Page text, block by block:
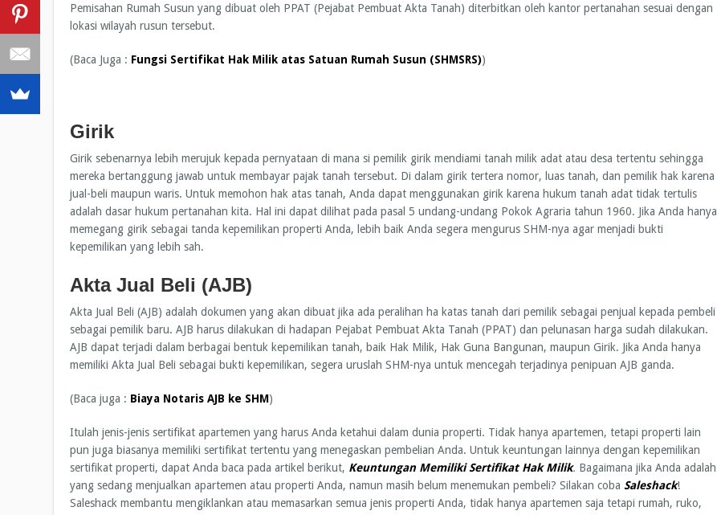
Pemisahan Rumah Susun yang dibuat oleh PPAT (Pejabat Pembuat Akta Tanah) diterbitkan oleh kantor pertanahan sesuai dengan
lokasi wilayah rusun tersebut.
(Baca Juga : Fungsi Sertifikat Hak Milik atas Satuan Rumah Susun (SHMSRS))
Girik
Girik sebenarnya lebih merujuk kepada pernyataan di mana si pemilik girik mendiami tanah milik adat atau desa tertentu sehingga
mereka bertanggung jawab untuk membayar pajak tanah tersebut. Di dalam girik tertera nomor, luas tanah, dan pemilik hak karena
jual-beli maupun waris. Untuk memohon hak atas tanah, Anda dapat menggunakan girik karena hukum tanah adat tidak tertulis
adalah dasar hukum pertanahan kita. Hal ini dapat dilihat pada pasal 5 undang-undang Pokok Agraria tahun 1960. Jika Anda hanya
memegang girik sebagai tanda kepemilikan properti Anda, lebih baik Anda segera mengurus SHM-nya agar menjadi bukti
kepemilikan yang lebih sah.
Akta Jual Beli (AJB)
Akta Jual Beli (AJB) adalah dokumen yang akan dibuat jika ada peralihan ha katas tanah dari pemilik sebagai penjual kepada pembeli
sebagai pemilik baru. AJB harus dilakukan di hadapan Pejabat Pembuat Akta Tanah (PPAT) dan pelunasan harga sudah dilakukan.
AJB dapat terjadi dalam berbagai bentuk kepemilikan tanah, baik Hak Milik, Hak Guna Bangunan, maupun Girik. Jika Anda hanya
memiliki Akta Jual Beli sebagai bukti kepemilikan, segera uruslah SHM-nya untuk mencegah terjadinya penipuan AJB ganda.
(Baca juga : Biaya Notaris AJB ke SHM)
Itulah jenis-jenis sertifikat apartemen yang harus Anda ketahui dalam dunia properti. Tidak hanya apartemen, tetapi properti lain
pun juga biasanya memiliki sertifikat tertentu yang menegaskan pembelian Anda. Untuk keuntungan lainnya dengan kepemilikan
sertifikat properti, dapat Anda baca pada artikel berikut, Keuntungan Memiliki Sertifikat Hak Milik. Bagaimana jika Anda adalah
yang sedang menjualkan apartemen atau properti Anda, namun masih belum menemukan pembeli? Silakan coba Saleshack!
Saleshack membantu mengiklankan atau memasarkan semua jenis properti Anda, tidak hanya apartemen saja tetapi rumah, ruko,